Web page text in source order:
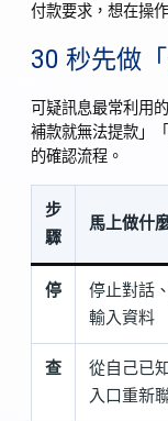
付款要求，想在操
30 秒先做
可疑訊息最常利用
補款就無法提款」
的確認流程。
步
驟
馬上做什
停
停止對話
輸入資料
查
從自己已
入口重新